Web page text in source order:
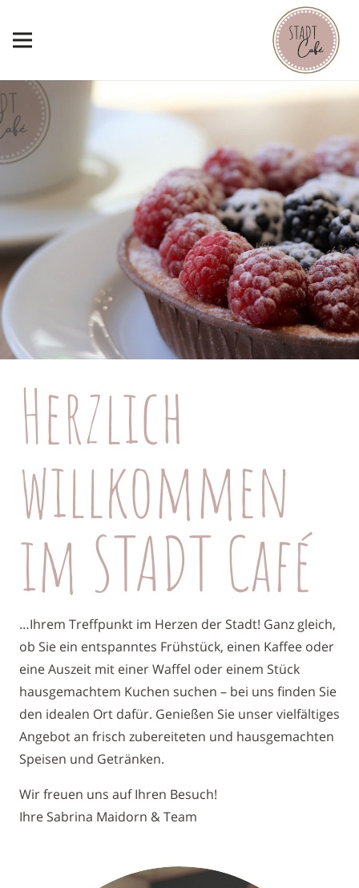
Herzlich
willkommen
im STADT Café
…Ihrem Treffpunkt im Herzen der Stadt! Ganz gleich,
ob Sie ein entspanntes Frühstück, einen Kaffee oder
eine Auszeit mit einer Waffel oder einem Stück
hausgemachtem Kuchen suchen – bei uns finden Sie
den idealen Ort dafür. Genießen Sie unser vielfältiges
Angebot an frisch zubereiteten und hausgemachten
Speisen und Getränken.
Wir freuen uns auf Ihren Besuch!
Ihre Sabrina Maidorn & Team